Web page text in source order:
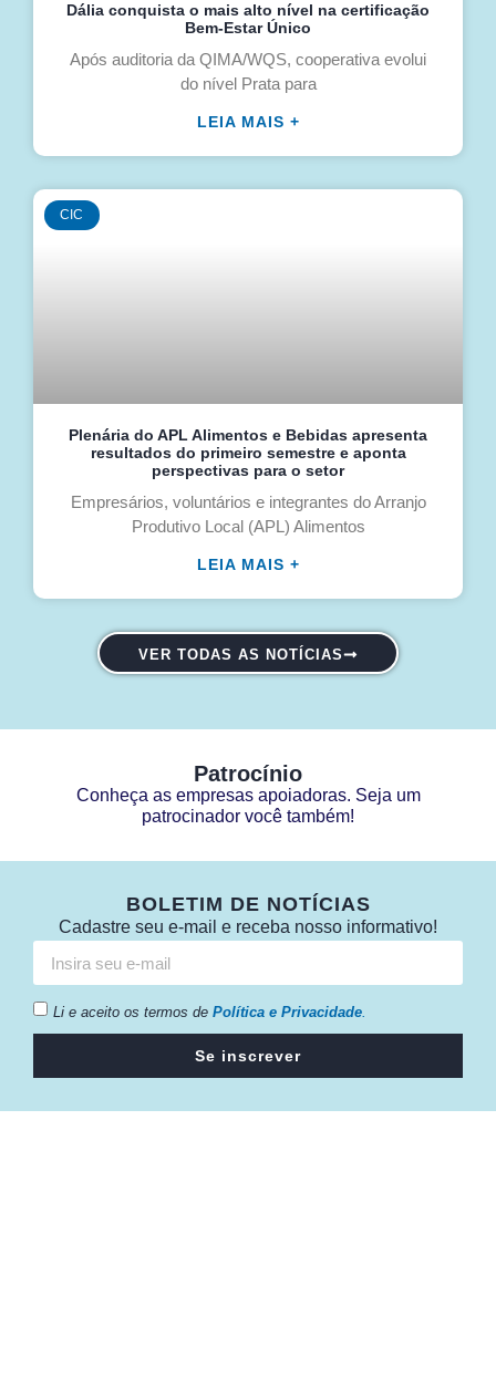
Dália conquista o mais alto nível na certificação
Bem-Estar Único
Após auditoria da QIMA/WQS, cooperativa evolui
do nível Prata para
LEIA MAIS +
CIC
Plenária do APL Alimentos e Bebidas apresenta
resultados do primeiro semestre e aponta
perspectivas para o setor
Empresários, voluntários e integrantes do Arranjo
Produtivo Local (APL) Alimentos
LEIA MAIS +
VER TODAS AS NOTÍCIAS
Patrocínio
Conheça as empresas apoiadoras. Seja um
patrocinador você também!
BOLETIM DE NOTÍCIAS
Cadastre seu e-mail e receba nosso informativo!
Li e aceito os termos de Política e Privacidade
Se inscrever